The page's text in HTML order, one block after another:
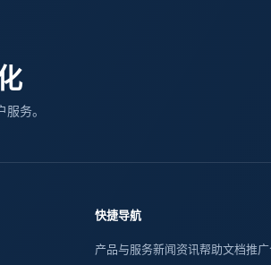
务。
快捷导航
产品与服务新闻资讯帮助文档推